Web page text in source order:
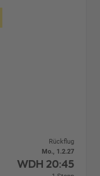
Rückflug
Mo., 1.2.27
WDH 20:45